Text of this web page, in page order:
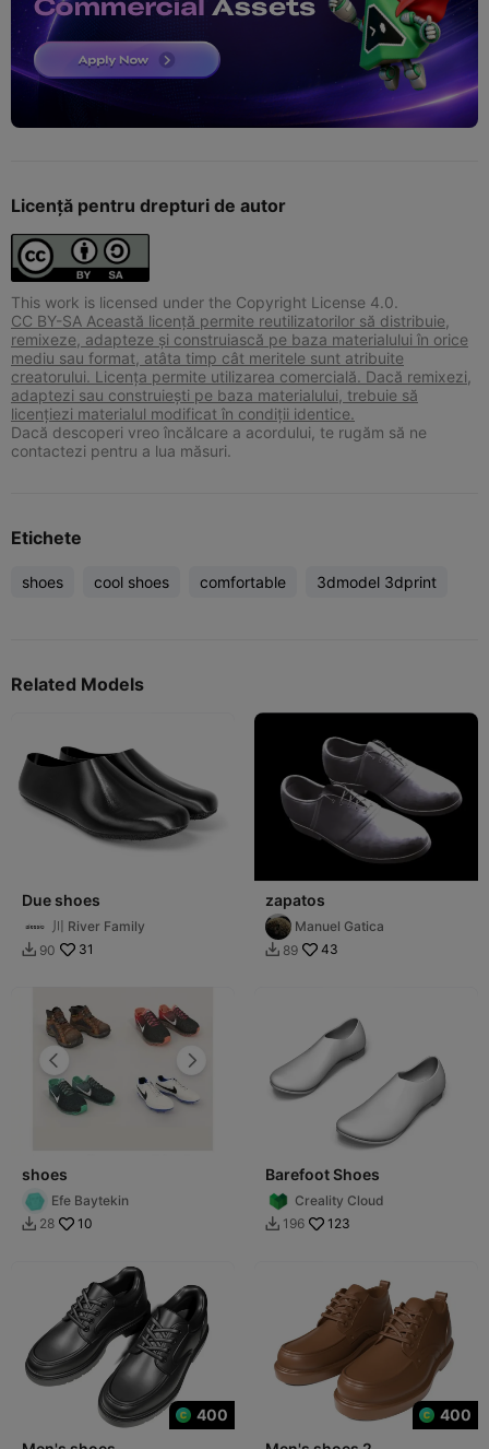
Licență pentru drepturi de autor
This work is licensed under the Copyright License 4.0.
CC BY-SA Această licență permite reutilizatorilor să distribuie,
remixeze, adapteze și construiască pe baza materialului în orice
mediu sau format, atâta timp cât meritele sunt atribuite
creatorului. Licența permite utilizarea comercială. Dacă remixezi,
adaptezi sau construiești pe baza materialului, trebuie să
licențiezi materialul modificat în condiții identice.
Dacă descoperi vreo încălcare a acordului, te rugăm să ne
contactezi pentru a lua măsuri.
Etichete
shoes cool shoes comfortable 3dmodel 3dprint
Related Models
Due shoes
川 River Family
 90 31
zapatos
Manuel Gatica
 89 43
shoes
Efe Baytekin
 28 10
Barefoot Shoes
Creality Cloud
 196 123
400
400